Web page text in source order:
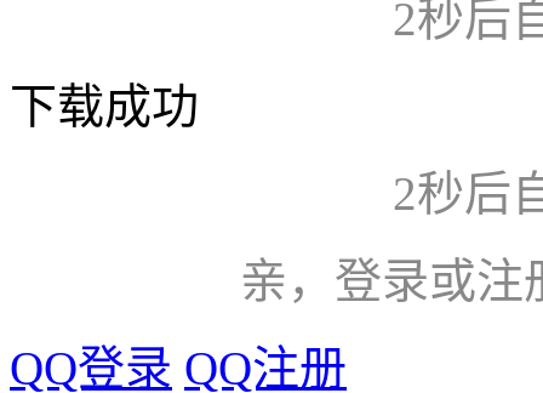
2秒后
下载成功
2秒后
亲，登录或注
QQ登录 QQ注册